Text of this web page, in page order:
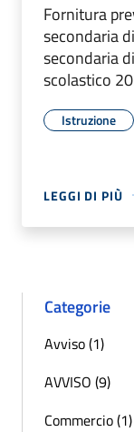
Fornitura
secondaria
secondaria
scolastico
Istruzione
LEGGI DI PIÙ
Categorie
Avviso (1)
AVVISO (9)
Commercio (1)